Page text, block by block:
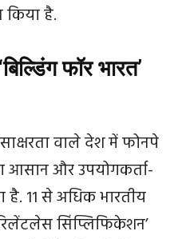
किया है.
फॉर भारत’
वाले देश में फोनपे
और उपयोगकर्ता-
11 से अधिक भारतीय
सिंप्लिफिकेशन’